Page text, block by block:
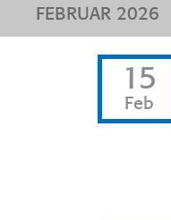
FEBRUAR 2026
15
Feb